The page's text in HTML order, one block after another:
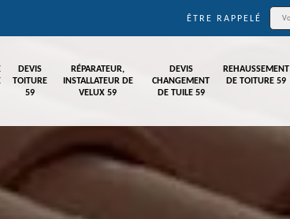
ÊTRE RAPPELÉ
DEVIS
TOITURE
59
RÉPARATEUR,
INSTALLATEUR DE
VELUX 59
DEVIS
CHANGEMENT
DE TUILE 59
REHAUSSEMENT
DE TOITURE 59